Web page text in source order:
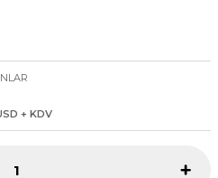
+ KDV